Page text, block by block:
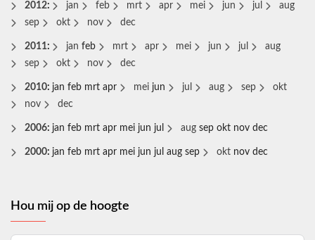
2012: jan feb mrt apr mei jun jul
aug
sep
okt nov dec
2011: jan feb mrt apr mei jun jul
aug
sep
okt nov dec
2010: jan feb mrt apr mei jun jul aug sep
okt
nov
dec
2006: jan feb mrt apr mei jun jul aug sep okt nov dec
2000: jan feb mrt apr mei jun jul aug sep okt nov dec
Hou mij op de hoogte